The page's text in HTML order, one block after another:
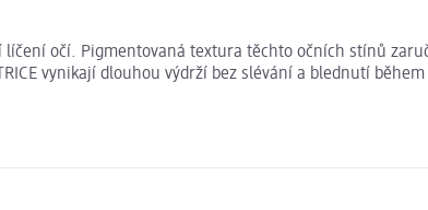
očí. Pigmentovaná textura těchto očních stínů
vynikají dlouhou výdrží bez slévání a blednutí